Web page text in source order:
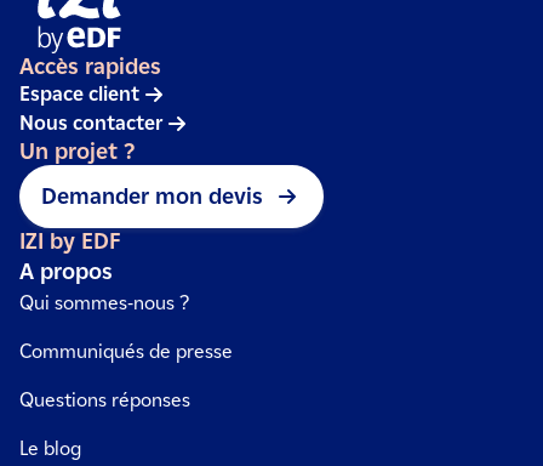
Accès rapides
Espace client
Nous contacter
Un projet ?
Demander mon devis
IZI by EDF
A propos
Qui sommes-nous ?
Communiqués de presse
Questions réponses
Le blog